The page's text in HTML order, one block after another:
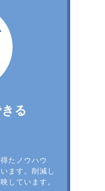
る
たノウハウ
ます。削減し
しています。